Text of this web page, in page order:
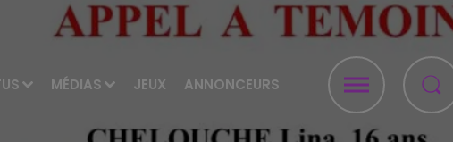
MÉDIAS JEUX ANNONCEURS